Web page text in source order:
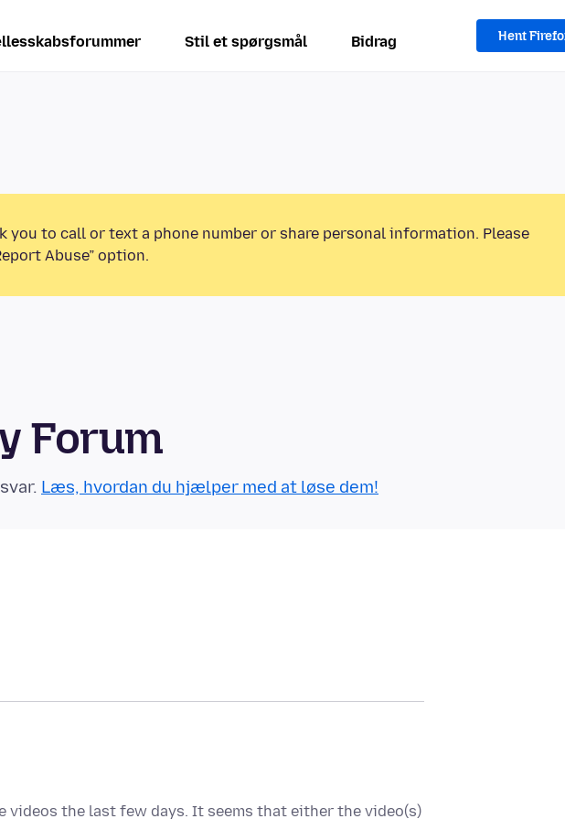
Stil et spørgsmål Bidrag Hent
you to call or text a phone number or share personal information. Please
Abuse” option.
Forum
Læs, hvordan du hjælper med at løse dem!
videos the last few days. It seems that either the video(s)